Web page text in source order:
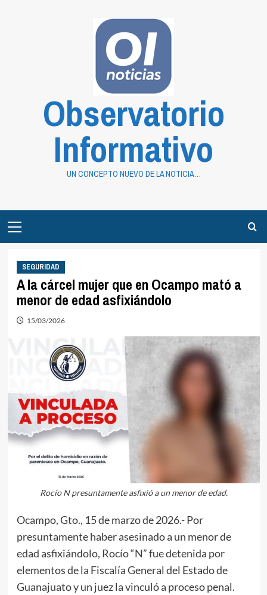
Observatorio
Informativo
UN CONCEPTO NUEVO DE LA NOTICIA…
Menu
SEGURIDAD
A la cárcel mujer que en Ocampo mató a
menor de edad asfixiándolo
15/03/2026
Rocío N presuntamente asfixió a un menor de edad.
Ocampo, Gto., 15 de marzo de 2026.- Por
presuntamente haber asesinado a un menor de
edad asfixiándolo, Rocío “N” fue detenida por
elementos de la Fiscalía General del Estado de
Guanajuato y un juez la vinculó a proceso penal.